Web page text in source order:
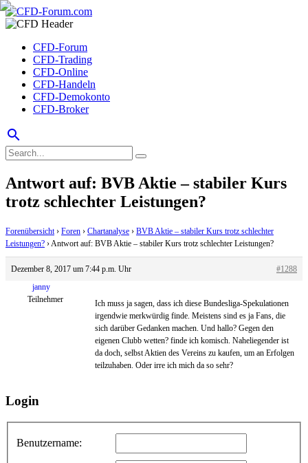
CFD-Forum
CFD-Trading
CFD-Online
CFD-Handeln
CFD-Demokonto
CFD-Broker
search
Antwort auf: BVB Aktie – stabiler Kurs
trotz schlechter Leistungen?
Forenübersicht › Foren › Chartanalyse › BVB Aktie – stabiler Kurs trotz schlechter
Leistungen? ›Antwort auf: BVB Aktie – stabiler Kurs trotz schlechter Leistungen?
Dezember 8, 2017 um 7:44 p.m. Uhr
#1288
janny
Teilnehmer
Ich muss ja sagen, dass ich diese Bundesliga-Spekulationen
irgendwie merkwürdig finde. Meistens sind es ja Fans, die
sich darüber Gedanken machen. Und hallo? Gegen den
eigenen Clubb wetten? finde ich komisch. Naheliegender ist
da doch, selbst Aktien des Vereins zu kaufen, um an Erfolgen
teilzuhaben. Oder irre ich mich da so sehr?
Login
Benutzername: